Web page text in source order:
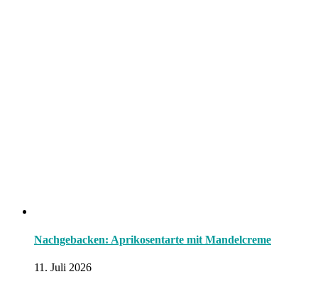
Nachgebacken: Aprikosentarte mit Mandelcreme
11. Juli 2026